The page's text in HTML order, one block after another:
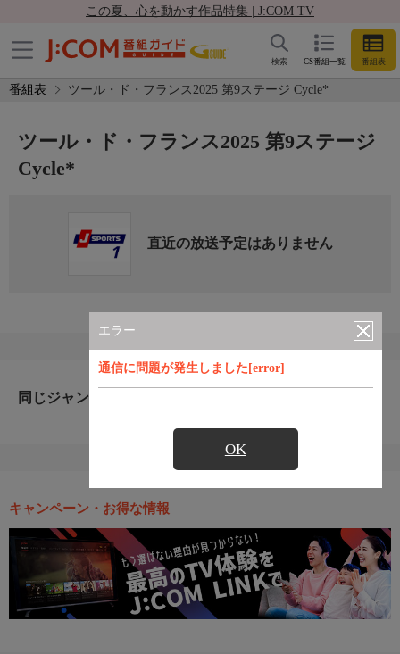
この夏、心を動かす作品特集 | J:COM TV
CS番組一覧 番組表
検索
番組表 ツール・ド・フランス2025 第9ステージ Cycle*
エラー
通信に問題が発生しました[error]
OK
ツール・ド・フランス2025 第9ステージ
Cycle*
直近の放送予定はありません
同じジャンルのおすすめ番組
キャンペーン・お得な情報